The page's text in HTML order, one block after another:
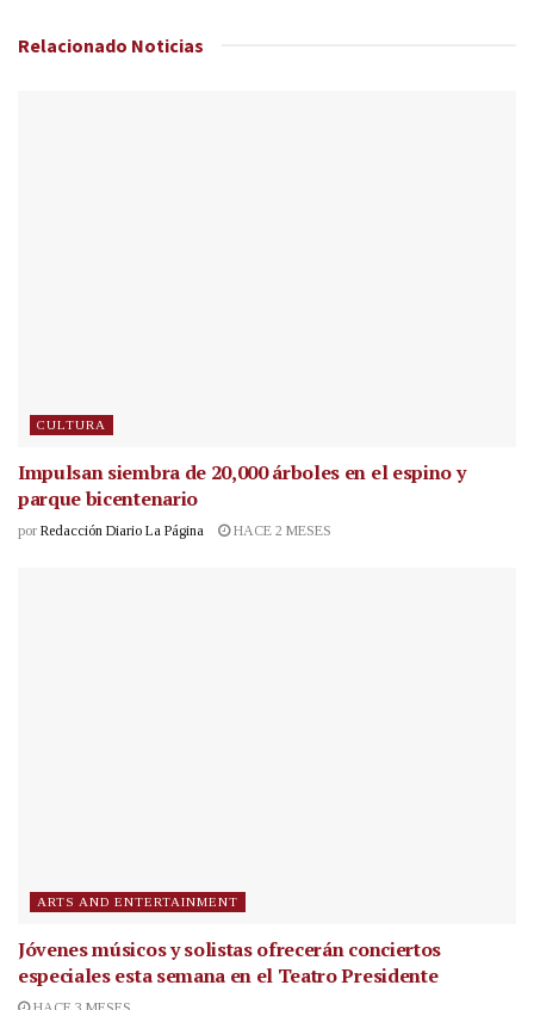
Relacionado Noticias
CULTURA
Impulsan siembra de 20,000 árboles en el espino y
parque bicentenario
por Redacción Diario La Página HACE 2 MESES
ARTS AND ENTERTAINMENT
Jóvenes músicos y solistas ofrecerán conciertos
especiales esta semana en el Teatro Presidente